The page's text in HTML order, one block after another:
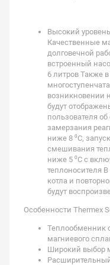
Высокий
Качественные
долговечной
встроенный
6 литров Также
возникновении
будут
пользователя
замерзания
ниже 8 ⁰C,
смешивания
ниже 5 ⁰C с
теплоносителя
котла и
будут
Особенности Thermex
Теплообменник
магниевого
Широкий выбор